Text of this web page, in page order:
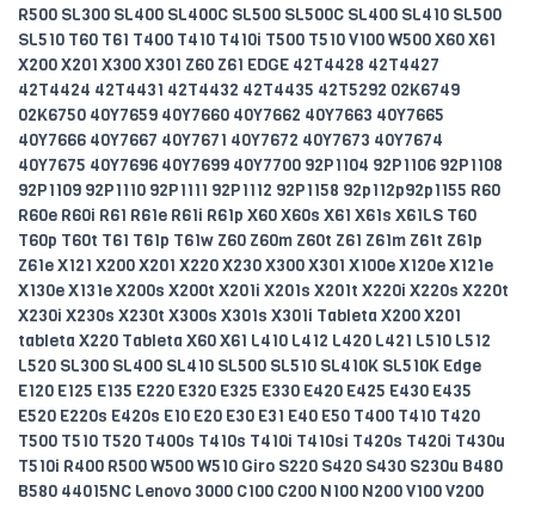
R500 SL300 SL400 SL400C SL500 SL500C SL400 SL410 SL500
SL510 T60 T61 T400 T410 T410i T500 T510 V100 W500 X60 X61
X200 X201 X300 X301 Z60 Z61 EDGE 42T4428 42T4427
42T4424 42T4431 42T4432 42T4435 42T5292 02K6749
02K6750 40Y7659 40Y7660 40Y7662 40Y7663 40Y7665
40Y7666 40Y7667 40Y7671 40Y7672 40Y7673 40Y7674
40Y7675 40Y7696 40Y7699 40Y7700 92P1104 92P1106 92P1108
92P1109 92P1110 92P1111 92P1112 92P1158 92p112p92p1155 R60
R60e R60i R61 R61e R61i R61p X60 X60s X61 X61s X61LS T60
T60p T60t T61 T61p T61w Z60 Z60m Z60t Z61 Z61m Z61t Z61p
Z61e X121 X200 X201 X220 X230 X300 X301 X100e X120e X121e
X130e X131e X200s X200t X201i X201s X201t X220i X220s X220t
X230i X230s X230t X300s X301s X301i Tableta X200 X201
tableta X220 Tableta X60 X61 L410 L412 L420 L421 L510 L512
L520 SL300 SL400 SL410 SL500 SL510 SL410K SL510K Edge
E120 E125 E135 E220 E320 E325 E330 E420 E425 E430 E435
E520 E220s E420s E10 E20 E30 E31 E40 E50 T400 T410 T420
T500 T510 T520 T400s T410s T410i T410si T420s T420i T430u
T510i R400 R500 W500 W510 Giro S220 S420 S430 S230u B480
B580 44015NC Lenovo 3000 C100 C200 N100 N200 V100 V200